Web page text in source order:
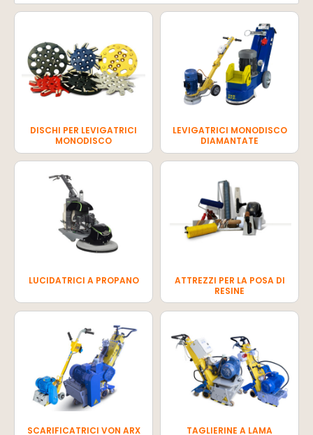
DISCHI PER LEVIGATRICI
MONODISCO
LEVIGATRICI MONODISCO
DIAMANTATE
LUCIDATRICI A PROPANO
ATTREZZI PER LA POSA DI
RESINE
SCARIFICATRICI VON ARX
TAGLIERINE A LAMA